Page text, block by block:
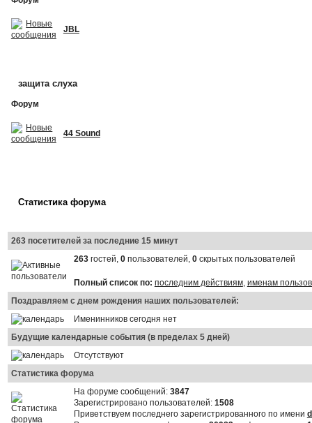
JBL
защита слуха
Форум
44 Sound
Статистика форума
263 посетителей за последние 15 минут
263гостей, 0пользователей, 0скрытых пользователей
Полный список по: последним действиям, именам
Поздравляем с днем рождения наших пользователей:
Именинников сегодня нет
Будущие календарные события (в пределах 5 дней)
Отсутствуют
Статистика форума
На форуме сообщений: 3847
Зарегистрировано пользователей: 1508
Приветствуем последнего зарегистрированного по имени